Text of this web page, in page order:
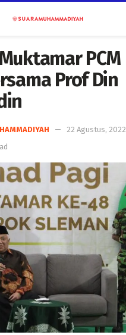
PCM
Prof Din
22 Agustus, 2022